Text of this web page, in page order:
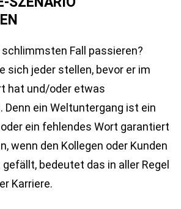
Fall passieren?
sich jeder stellen, bevor er im
hat und/oder etwas
Denn ein Weltuntergang ist ein
ein fehlendes Wort garantiert
wenn den Kollegen oder Kunden
bedeutet das in aller Regel
Karriere.